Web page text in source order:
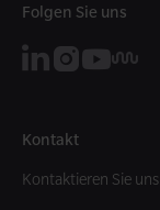
Folgen Sie uns
Kontakt
Kontaktieren Sie uns